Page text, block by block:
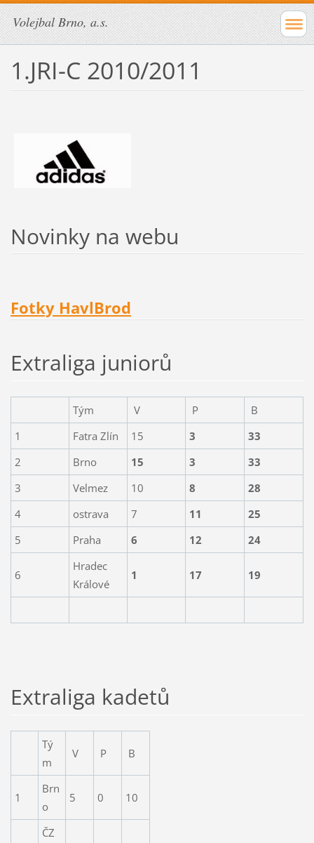
Volejbal Brno, a.s.
1.JRI-C 2010/2011
Novinky na webu
Fotky HavlBrod
Extraliga juniorů
Tým V P
B
1
Fatra Zlín 15 3
33
2
Brno 15 3
33
3
Velmez 10 8
28
4
ostrava 7 11
25
5
Praha 6 12 24
6
Hradec
Králové
1 17 19
Extraliga kadetů
Tý
m
V P B
1
Brn
o
5 0 10
ČZ